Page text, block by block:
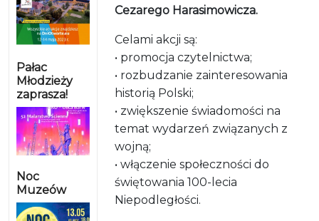
Pałac
Młodzieży
zaprasza!
Noc
Muzeów
Cezarego Harasimowicza.
Celami akcji są:
• promocja czytelnictwa;
• rozbudzanie zainteresowania
historią Polski;
• zwiększenie świadomości na
temat wydarzeń związanych z
wojną;
• włączenie społeczności do
świętowania 100-lecia
Niepodległości.